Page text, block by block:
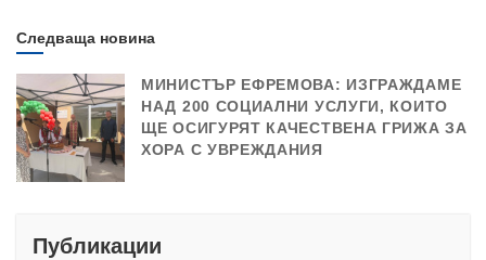
Следваща новина
МИНИСТЪР ЕФРЕМОВА: ИЗГРАЖДАМЕ
НАД 200 СОЦИАЛНИ УСЛУГИ, КОИТО
ЩЕ ОСИГУРЯТ КАЧЕСТВЕНА ГРИЖА ЗА
ХОРА С УВРЕЖДАНИЯ
Публикации